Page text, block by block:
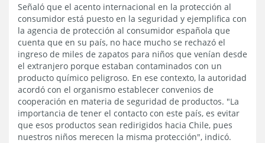
Señaló que el acento internacional en la protección al
consumidor está puesto en la seguridad y ejemplifica con
la agencia de protección al consumidor española que
cuenta que en su país, no hace mucho se rechazó el
ingreso de miles de zapatos para niños que venían desde
el extranjero porque estaban contaminados con un
producto químico peligroso. En ese contexto, la autoridad
acordó con el organismo establecer convenios de
cooperación en materia de seguridad de productos. "La
importancia de tener el contacto con este país, es evitar
que esos productos sean redirigidos hacia Chile, pues
nuestros niños merecen la misma protección", indicó.